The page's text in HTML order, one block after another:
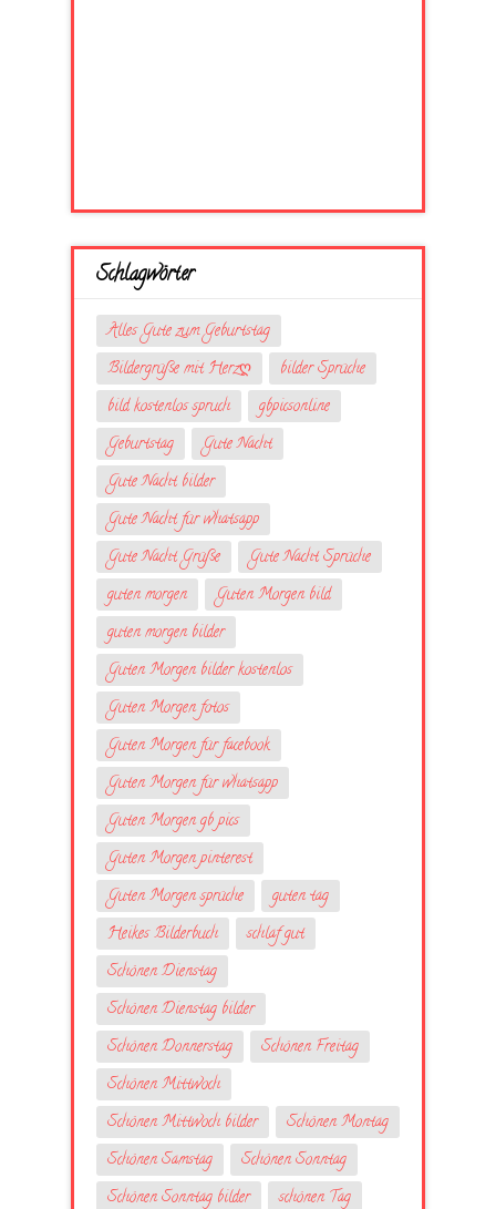
Schlagwörter
Alles Gute zum Geburtstag
Bildergrüße mit Herzღ
bilder Sprüche
bild kostenlos spruch
gbpicsonline
Geburtstag
Gute Nacht
Gute Nacht bilder
Gute Nacht für whatsapp
Gute Nacht Grüße
Gute Nacht Sprüche
guten morgen
Guten Morgen bild
guten morgen bilder
Guten Morgen bilder kostenlos
Guten Morgen fotos
Guten Morgen für facebook
Guten Morgen für whatsapp
Guten Morgen gb pics
Guten Morgen pinterest
Guten Morgen sprüche
guten tag
Heikes Bilderbuch
schlaf gut
Schönen Dienstag
Schönen Dienstag bilder
Schönen Donnerstag
Schönen Freitag
Schönen Mittwoch
Schönen Mittwoch bilder
Schönen Montag
Schönen Samstag
Schönen Sonntag
Schönen Sonntag bilder
schönen Tag